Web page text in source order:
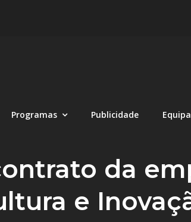
Programas Publicidade Equipa
da
e